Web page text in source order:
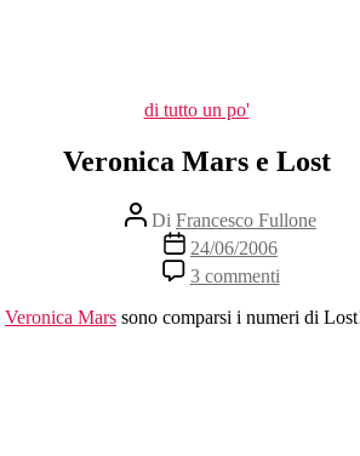
Categorie
di tutto un po'
Veronica Mars e Lost
Autore
articolo
Di Francesco Fullone
Data
dell'articolo
24/06/2006
3 commentisu
Veronica
Mars
Veronica Mars sono comparsi i numeri di